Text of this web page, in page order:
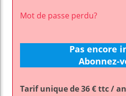
Mot de passe perdu?
Pas encore
Abonnez-
Tarif unique de 36 € ttc / an